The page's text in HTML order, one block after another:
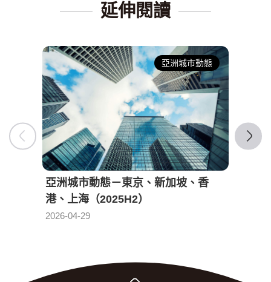
延伸閱讀
亞洲城市動態
亞洲城市動態－東京、新加坡、香
港、上海（2025H2）
2026-04-29
發布日期：